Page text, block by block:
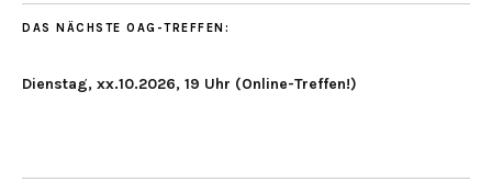
DAS NÄCHSTE OAG-TREFFEN:
Dienstag, xx.10.2026, 19 Uhr (Online-Treffen!)